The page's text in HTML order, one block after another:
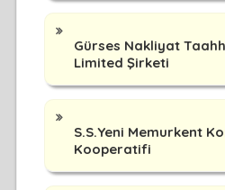
Gürses Nakliyat
Limited Şirketi
S.S.Yeni Memurkent
Kooperatifi